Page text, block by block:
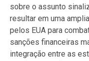
sobre o assunto
resultar em uma
pelos EUA para
sanções financeiras
integração entre as